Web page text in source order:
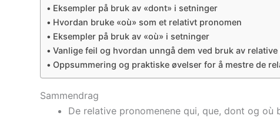
Eksempler på bruk av «dont» i setninger
Hvordan bruke «où» som et relativt pronomen
Eksempler på bruk av «où» i setninger
Vanlige feil og hvordan unngå dem ved bruk av
Oppsummering og praktiske øvelser for å mestre de
Sammendrag
De relative pronomenene qui, que, dont og